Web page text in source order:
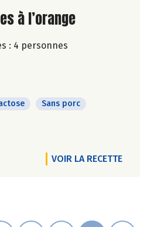
recette
à l’orange
: 4 personnes
Sans porc
VOIR LA RECETTE